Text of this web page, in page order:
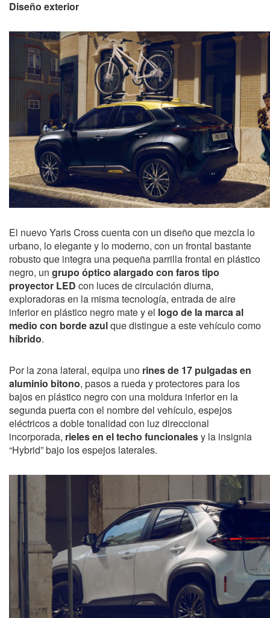
Diseño exterior
El nuevo Yaris Cross cuenta con un diseño que mezcla lo
urbano, lo elegante y lo moderno, con un frontal bastante
robusto que integra una pequeña parrilla frontal en plástico
negro, un grupo óptico alargado con faros tipo
proyector LED con luces de circulación diurna,
exploradoras en la misma tecnología, entrada de aire
inferior en plástico negro mate y el logo de la marca al
medio con borde azulque distingue a este vehículo como
híbrido.
Por la zona lateral, equipa uno rines de 17 pulgadas en
aluminio bitono, pasos a rueda y protectores para los
bajos en plástico negro con una moldura inferior en la
segunda puerta con el nombre del vehículo, espejos
eléctricos a doble tonalidad con luz direccional
incorporada, rieles en el techo funcionalesy la insignia
“Hybrid” bajo los espejos laterales.